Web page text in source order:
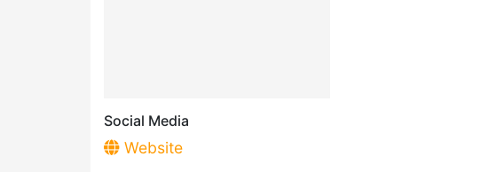
Social Media
Website